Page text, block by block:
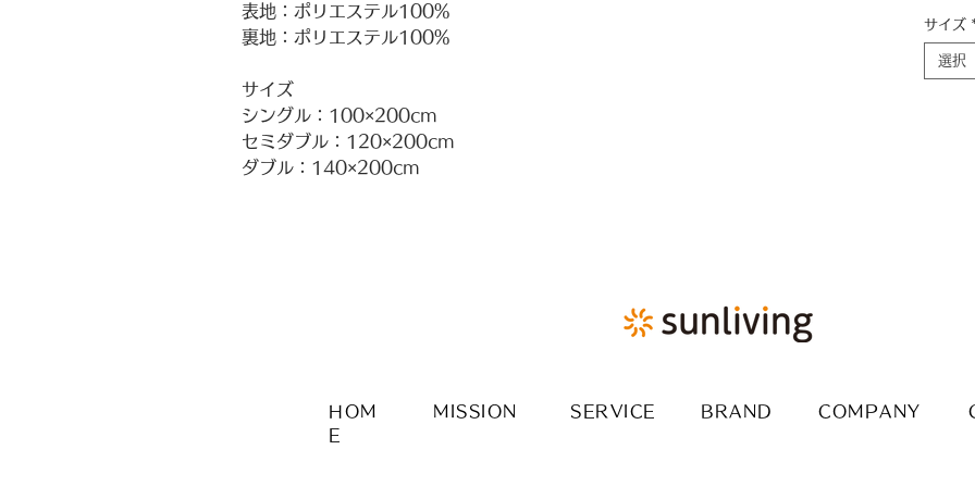
表地：ポリエステル100%
裏地：ポリエステル100%
サイズ
シングル：100×200cm
セミダブル：120×200cm
ダブル：140×200cm
サイズ
選択
HOM
E
MISSION SERVICE BRAND COMPANY